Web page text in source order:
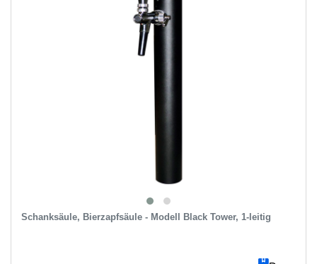
Schanksäule, Bierzapfsäule - Modell Black Tower, 1-leitig